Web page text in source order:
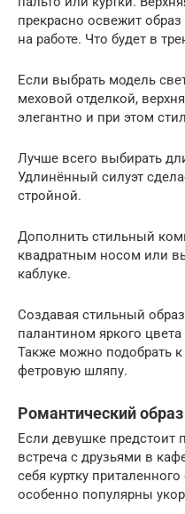
прекрасно освежит
на работе. Что будет в
Если выбрать модель
меховой отделкой,
элегантно и при этом
Лучше всего выбирать
Удлинённый силуэт
стройной.
Дополнить стильный
квадратным носом или
каблуке.
Создавая стильный
палантином яркого
Также можно подобрать к
фетровую шляпу.
Романтический образ
Если девушке предстоит
встреча с друзьями в
себя куртку
особенно популярны